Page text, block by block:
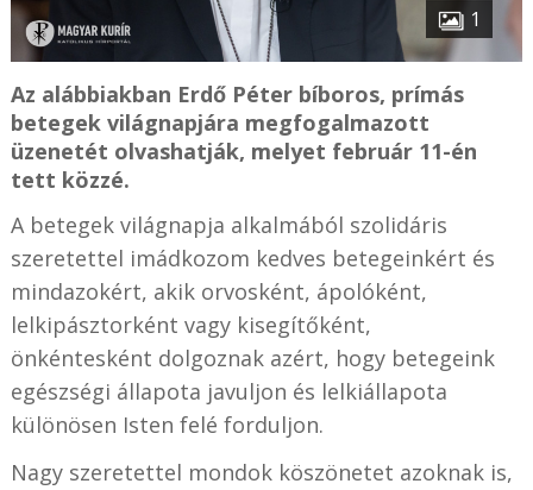
1
Az alábbiakban Erdő Péter bíboros, prímás
betegek világnapjára megfogalmazott
üzenetét olvashatják, melyet február 11-én
tett közzé.
A betegek világnapja alkalmából szolidáris
szeretettel imádkozom kedves betegeinkért és
mindazokért, akik orvosként, ápolóként,
lelkipásztorként vagy kisegítőként,
önkéntesként dolgoznak azért, hogy betegeink
egészségi állapota javuljon és lelkiállapota
különösen Isten felé forduljon.
Nagy szeretettel mondok köszönetet azoknak is,